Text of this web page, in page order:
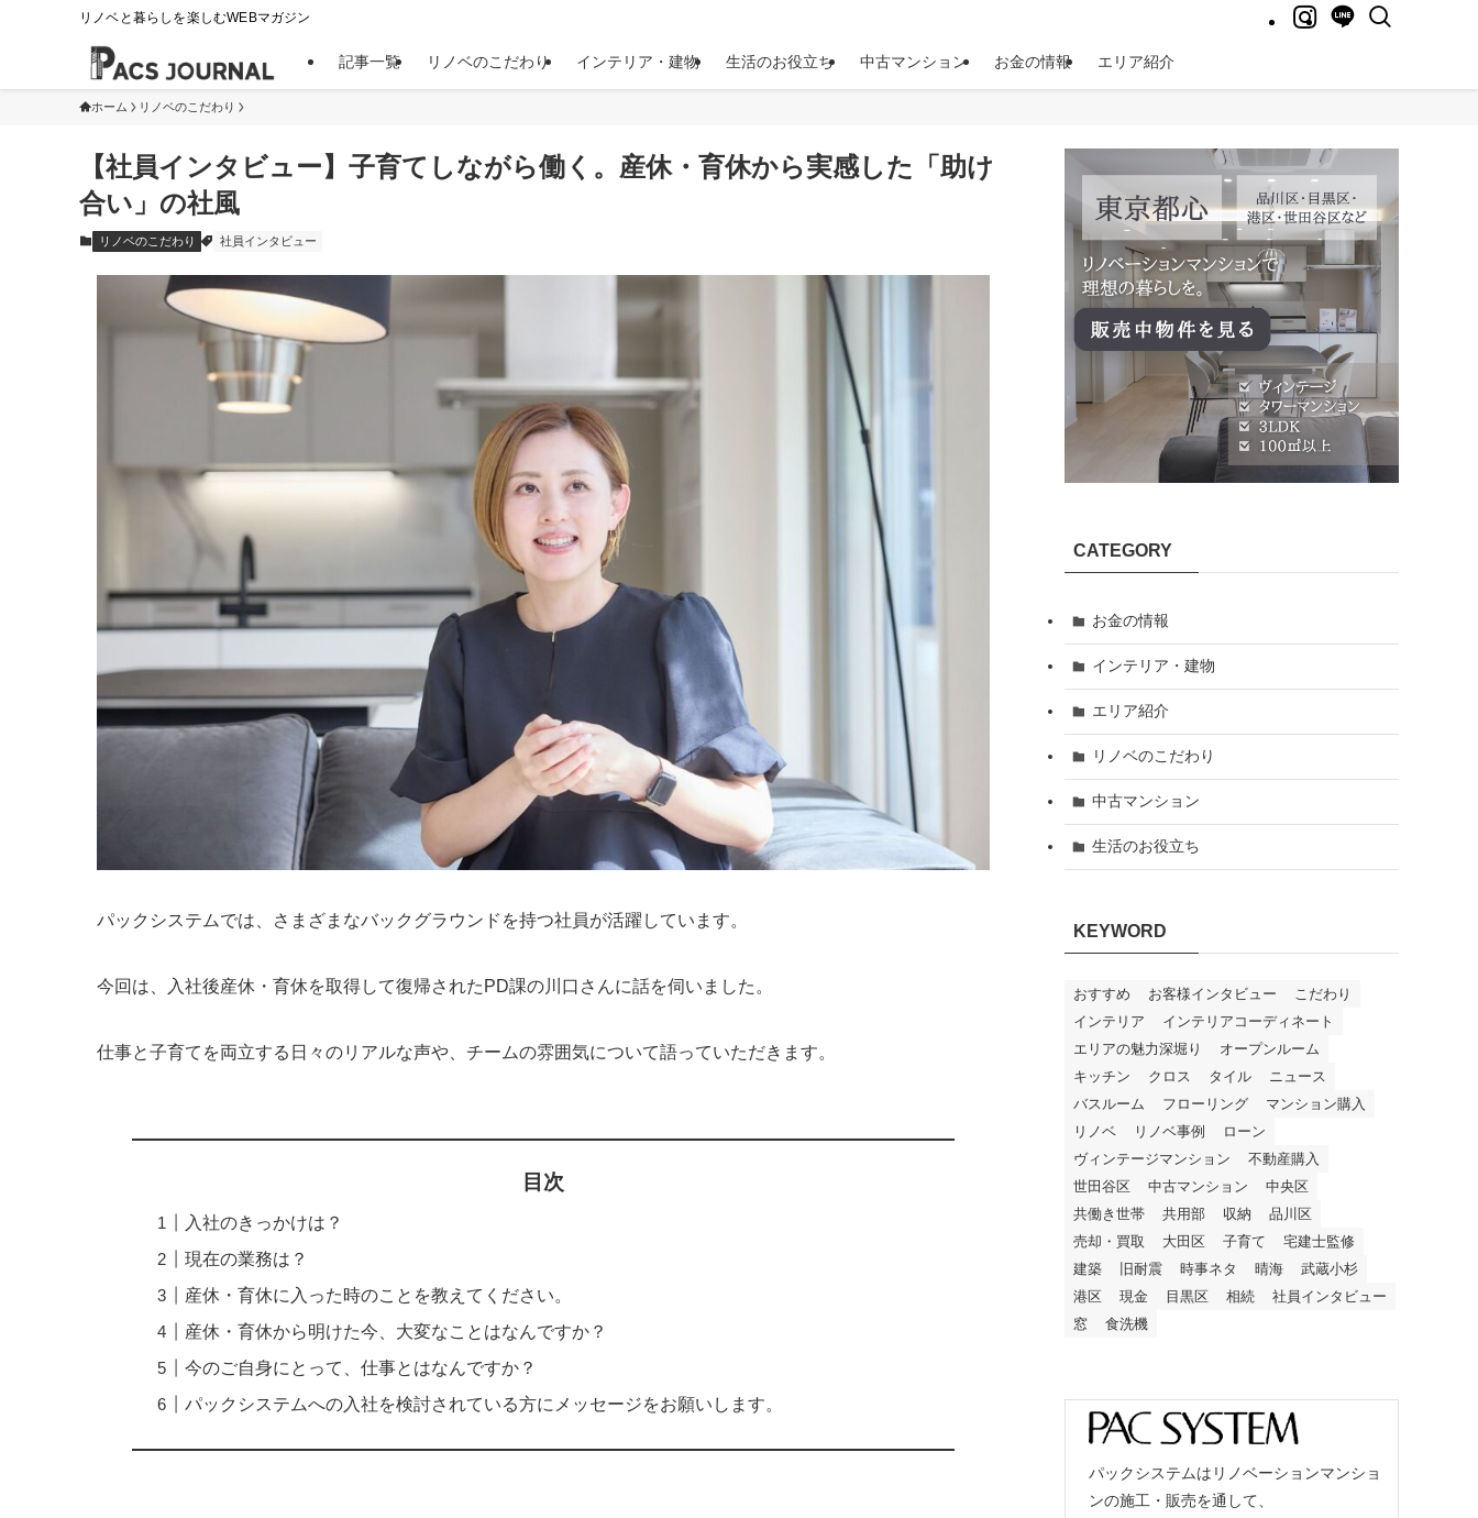
リノベと暮らしを楽しむWEBマガジン
記事一覧 リノベのこだわり インテリア・建物 生活のお役立ち 中古マンション お金の情報 エリア紹介
ホーム リノベのこだわり
【社員インタビュー】子育てしながら働く。産休・育休から実感した「助け
合い」の社風
リノベのこだわり 社員インタビュー
パックシステムでは、さまざまなバックグラウンドを持つ社員が活躍しています。
今回は、入社後産休・育休を取得して復帰されたPD課の川口さんに話を伺いました。
仕事と子育てを両立する日々のリアルな声や、チームの雰囲気について語っていただきます。
目次
入社のきっかけは？
現在の業務は？
産休・育休に入った時のことを教えてください。
産休・育休から明けた今、大変なことはなんですか？
今のご自身にとって、仕事とはなんですか？
パックシステムへの入社を検討されている方にメッセージをお願いします。
CATEGORY
お金の情報
インテリア・建物
エリア紹介
リノベのこだわり
中古マンション
生活のお役立ち
KEYWORD
おすすめ お客様インタビュー
こだわり
インテリア
インテリアコーディネート
エリアの魅力深堀り
オープンルーム
キッチン
クロス タイル
ニュース
バスルーム
フローリング
マンション購入
リノベ
リノベ事例
ローン
ヴィンテージマンション
不動産購入
世田谷区
中古マンション
中央区
共働き世帯
共用部 収納
品川区
売却・買取
大田区 子育て
宅建士監修
建築
旧耐震 時事ネタ 晴海
武蔵小杉
港区
現金 目黒区 相続
社員インタビュー
窓
食洗機
パックシステムはリノベーションマンショ
ンの施工・販売を通して、